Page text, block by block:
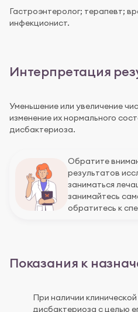
Гастроэнтеролог; терапевт;
инфекционист.
Интерпретация
Уменьшение или увеличение
изменение их нормального
дисбактериоза.
Обратите
результатов
заниматься
занимайтесь
обратитесь к
Показания к
При наличии
дисбактериоза с целью